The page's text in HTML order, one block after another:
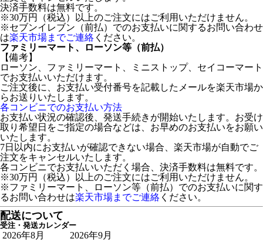
決済手数料は無料です。
※30万円（税込）以上のご注文にはご利用いただけません。
※セブンイレブン（前払）でのお支払いに関するお問い合わせ
は楽天市場までご連絡 ください。
ファミリーマート、ローソン等（前払）
【備考】
ローソン、ファミリーマート、ミニストップ、セイコーマート
でお支払いいただけます。
ご注文後に、お支払い受付番号を記載したメールを楽天市場か
らお送りいたします。
各コンビニでのお支払い方法
お支払い状況の確認後、発送手続きが開始いたします。お受け
取り希望日をご指定の場合などは、お早めのお支払いをお願い
いたします。
7日以内にお支払いが確認できない場合、楽天市場が自動でご
注文をキャンセルいたします。
各コンビニでお支払いいただく場合、決済手数料は無料です。
※30万円（税込）以上のご注文にはご利用いただけません。
※ファミリーマート、ローソン等（前払）でのお支払いに関す
るお問い合わせは楽天市場までご連絡 ください。
配送について
受注・発送カレンダー
2026年8月
2026年9月